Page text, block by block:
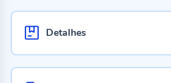
Detalhes